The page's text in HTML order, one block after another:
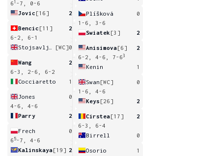
6 1 -7, 0-6
Jovic [16] 2
Bencic [11]
2
6-2, 6-1
[WC]0
Wang
2
6-3, 2-6, 6-2
Cocciaretto
1
Jones
0
4-6, 4-6
Parry
2
Frech
0
6 5-7, 4-6
Kalinskaya[19] 2
Plíšková
0
1-6, 3-6
Swiatek [3] 2
Anisimova[6]
2
6-2, 4-6, 7-63
Kenin 1
Swan [WC]
0
1-6, 4-6
Keys [26] 2
Cirstea[17]
2
6-3, 6-4
Birrell
0
Osorio
1